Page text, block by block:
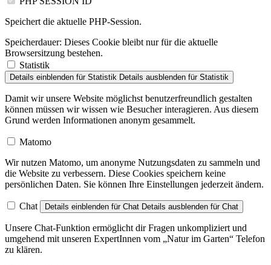
Speichert die aktuelle PHP-Session.
Speicherdauer: Dieses Cookie bleibt nur für die aktuelle
Browsersitzung bestehen.
Statistik
Details einblenden für Statistik Details ausblenden für Statistik
Damit wir unsere Website möglichst benutzerfreundlich gestalten
können müssen wir wissen wie Besucher interagieren. Aus diesem
Grund werden Informationen anonym gesammelt.
Matomo
Wir nutzen Matomo, um anonyme Nutzungsdaten zu sammeln und
die Website zu verbessern. Diese Cookies speichern keine
persönlichen Daten. Sie können Ihre Einstellungen jederzeit ändern.
Chat Details einblenden für Chat Details ausblenden für Chat
Unsere Chat-Funktion ermöglicht dir Fragen unkompliziert und
umgehend mit unseren ExpertInnen vom „Natur im Garten“ Telefon
zu klären.